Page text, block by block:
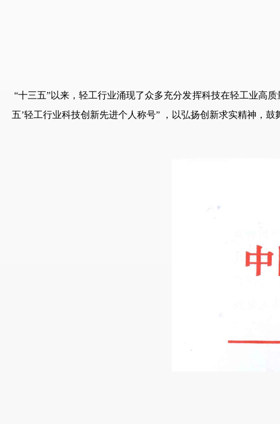
“十三五”以来，轻工行业涌现了众多充分发挥科技在轻工业高
五’轻工行业科技创新先进个人称号” ，以弘扬创新求实精神，鼓